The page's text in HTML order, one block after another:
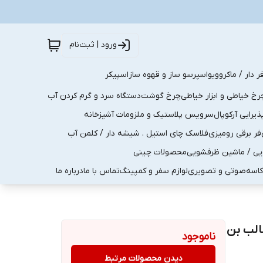
ورود | ثبت‌نام
دار / ماکروویواسپرسو ساز و قهوه سازاسپیکر
خیاطی و ابزار خیاطیچرخ گوشتدستگاه سرد و گرم کردن آب
آرکوپالسرویس پلاستیک و ملزومات آشپزخانه
فر برقی رومیزیفلاسک چای استیل . شیشه دار / کلمن آب
/ ماشین ظرفشوییمحصولات چینی
صوتی و تصویریلوازم سفر و کمپینگتماس با مادرباره ما
قالب بن
ناموجود
دیدن محصولات مرتبط